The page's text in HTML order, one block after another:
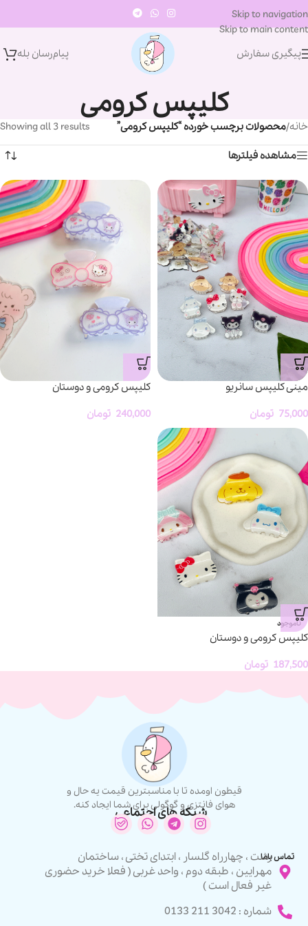
Skip to navigation
Skip to main content
پیگیری سفارش
پیام‌رسان‌ بله
کلیپس کرومی
خانه/محصولات برچسب خورده “کلیپس کرومی” Showing all 3 results
مشاهده فیلترها
مینی کلیپس سانریو
75,000 تومان
کلیپس کرومی و دوستان
240,000 تومان
ناموجود
کلیپس کرومی و دوستان
187,500 تومان
قیطون اومده تا با مناسبترین قیمت یه حال و
هوای فانتزی و گوگولی برای شما ایجاد کنه.
شبکه های اجتماعی
تماس بامارشت ، چهارراه گلسار ، ابتدای تختی ، ساختمان
مهرایین ، طبقه دوم ، واحد غربی ( فعلا خرید حضوری
غیر فعال است )
شماره : 3042 211 0133